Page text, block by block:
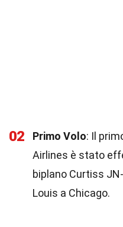
02 Primo Volo: Il
Airlines è stato
biplano Curtiss
Louis a Chicago.